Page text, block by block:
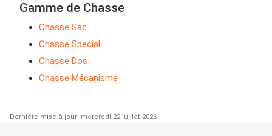
Gamme de Chasse
Chasse Sac
Chasse Special
Chasse Dos
Chasse Mécanisme
Dernière mise à jour: mercredi 22 juillet 2026